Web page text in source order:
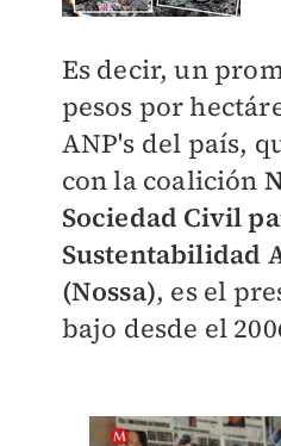
Es decir, un
pesos por
ANP's del país,
con la coalición
Sociedad Civil
Sustentabilidad
(Nossa), es el
bajo desde el